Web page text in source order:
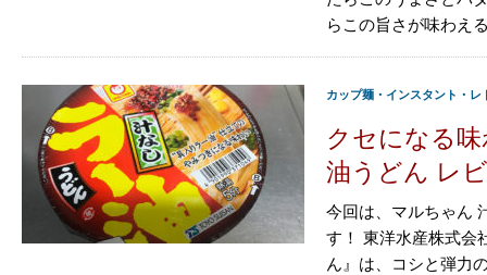
らこの旨さが味わえ
カップ麺・インスタント・レ
クセになる
油うどん レ
今回は、マルちゃん
す！ 東洋水産株式会
ん』は、コシと弾力